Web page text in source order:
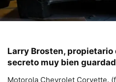
Larry Brosten, propietario
secreto muy bien
Motorola Chevrolet Corvette.